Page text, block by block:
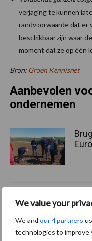
We value your
We and our 4 partners
technologies to improve
verjaging te kunnen
randvoorwaarde dat er
beschikbaar zijn waar
moment dat ze op één
Bron: Groen Kennisnet
Aanbevolen
ondernemen